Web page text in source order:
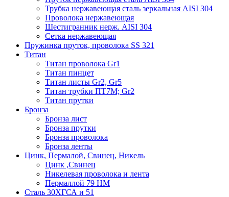
Трубка нержавеющая сталь зеркальная AISI 304
Проволока нержавеющая
Шестигранник нерж. AISI 304
Сетка нержавеющая
Пружинка пруток, проволока SS 321
Титан
Титан проволока Gr1
Титан пинцет
Титан листы Gr2, Gr5
Титан трубки ПТ7М; Gr2
Титан прутки
Бронза
Бронза лист
Бронза прутки
Бронза проволока
Бронза ленты
Цинк, Пермалой, Свинец, Никель
Цинк ,Свинец
Никелевая проволока и лента
Пермаллой 79 НМ
Сталь 30ХГСА и 51